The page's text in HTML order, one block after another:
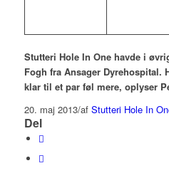
Stutteri Hole In One havde i
Fogh fra Ansager Dyrehospital.
klar til et par føl mere, oplyser
20. maj 2013/af Stutteri Hole In
Del